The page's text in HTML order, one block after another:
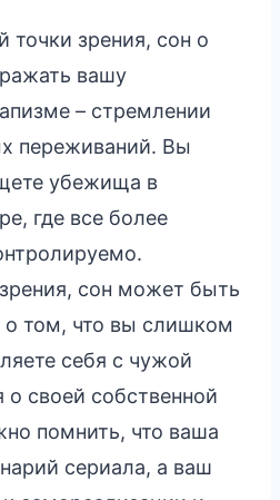
точки зрения, сон о
вашу
– стремлении
переживаний. Вы
убежища в
где все более
сон может быть
том, что вы слишком
себя с чужой
о своей собственной
помнить, что ваша
сериала, а ваш